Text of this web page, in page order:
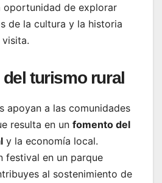
oportunidad de explorar
de la cultura y la historia
del turismo rural
apoyan a las comunidades
resulta en un fomento del
y la economía local.
festival en un parque
al sostenimiento de